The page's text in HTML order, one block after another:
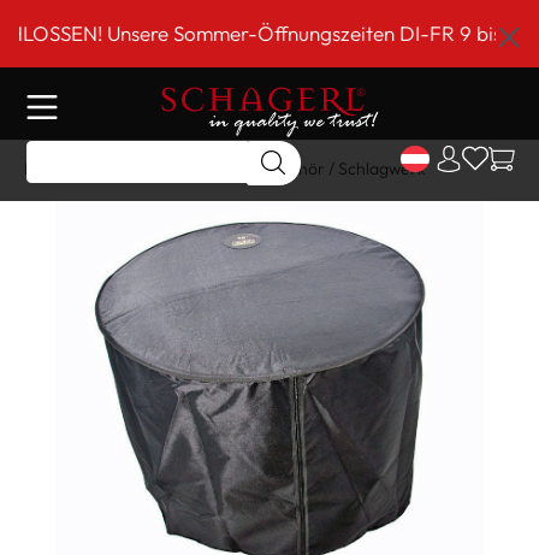
springen
Unsere Sommer-Öffnungszeiten DI-FR 9 bis 18
Home Zubehör / Schlagwerk